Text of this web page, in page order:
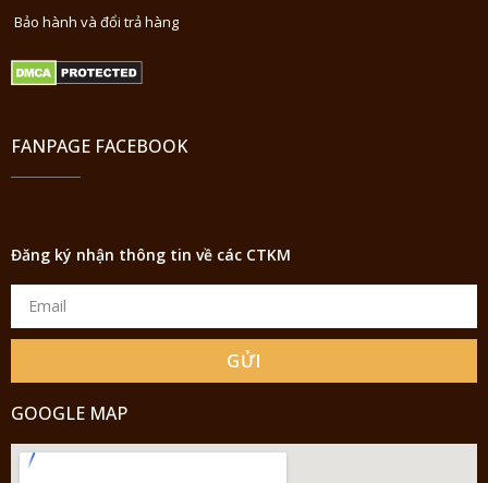
Bảo hành và đổi trả hàng
FANPAGE FACEBOOK
Đăng ký nhận thông tin về các CTKM
GỬI
GOOGLE MAP